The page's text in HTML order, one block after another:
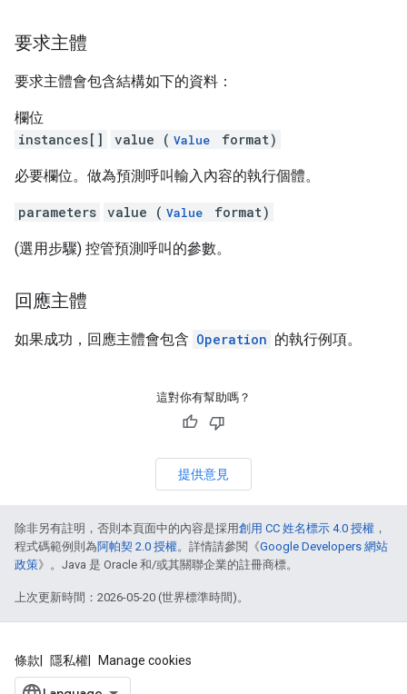
要求主體
要求主體會包含結構如下的資料：
欄位
instances[]
value ( Value format)
必要欄位。做為預測呼叫輸入內容的執行個體。
parameters value ( Value format)
(選用步驟) 控管預測呼叫的參數。
回應主體
如果成功，回應主體會包含 Operation 的執行例項。
這對你有幫助嗎？
提供意見
除非另有註明，否則本頁面中的內容是採用創用 CC 姓名標示 4.0 授權 ，
程式碼範例則為阿帕契 2.0 授權。詳情請參閱《Google Developers 網站
政策》。Java 是 Oracle 和/或其關聯企業的註冊商標。
上次更新時間：2026-05-20 (世界標準時間)。
條款 隱私權 Manage cookies